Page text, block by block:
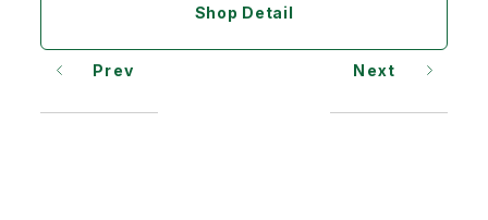
Shop Detail
Prev Next